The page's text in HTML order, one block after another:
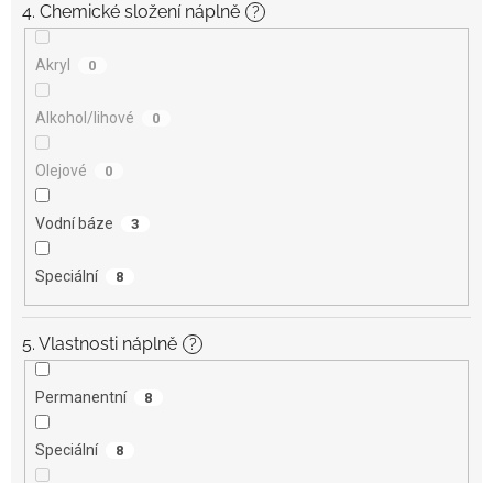
4. Chemické složení náplně ?
Akryl 0
Alkohol/lihové 0
Olejové 0
Vodní báze 3
Speciální 8
5. Vlastnosti náplně ?
Permanentní 8
Speciální 8